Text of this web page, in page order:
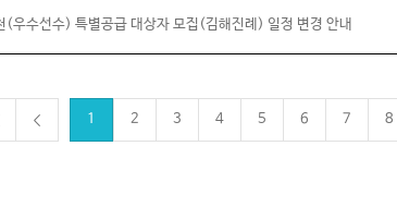
(우수선수) 특별공급 대상자 모집(김해진례) 일정 변경 안내
1 2 3 4 5 6 7 8